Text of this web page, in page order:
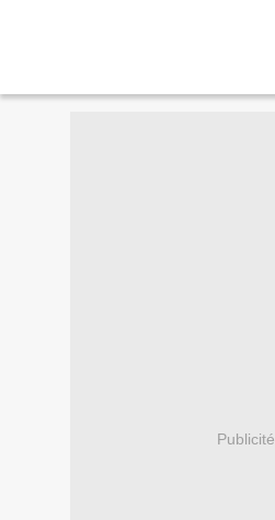
Publicité